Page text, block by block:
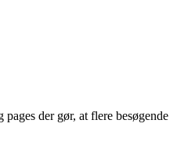
der gør, at flere besøgende